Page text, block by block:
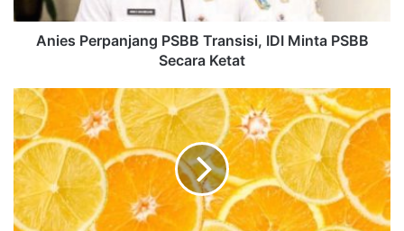
Anies Perpanjang PSBB Transisi, IDI Minta PSBB
Secara Ketat